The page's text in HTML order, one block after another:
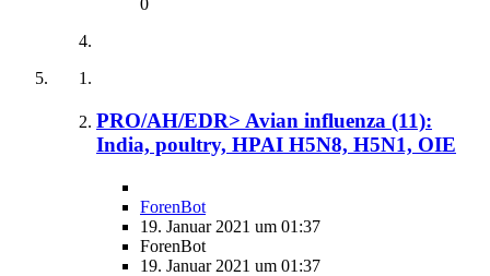
0
PRO/AH/EDR> Avian influenza (11):
India, poultry, HPAI H5N8, H5N1, OIE
ForenBot
19. Januar 2021 um 01:37
ForenBot
19. Januar 2021 um 01:37